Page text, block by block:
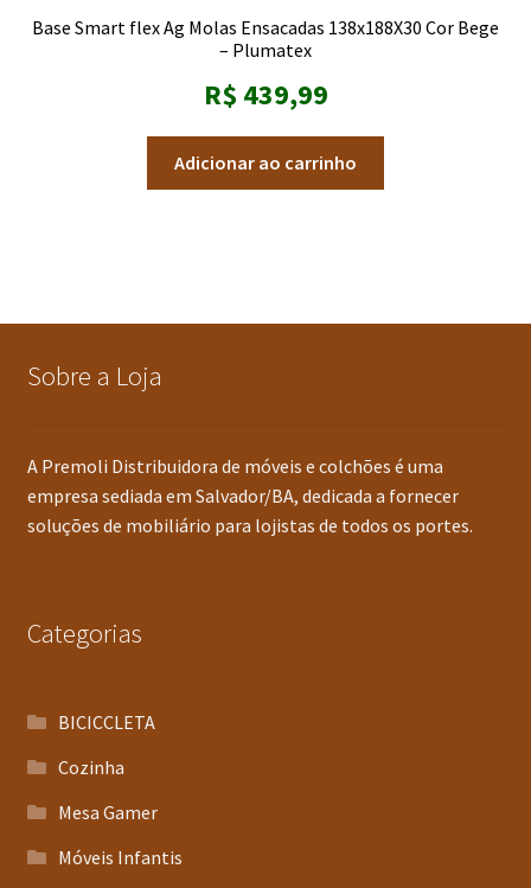
Base Smart flex Ag Molas Ensacadas 138x188X30 Cor Bege
– Plumatex
R$ 439,99
Adicionar ao carrinho
Sobre a Loja
A Premoli Distribuidora de móveis e colchões é uma
empresa sediada em Salvador/BA, dedicada a fornecer
soluções de mobiliário para lojistas de todos os portes.
Categorias
BICICCLETA
Cozinha
Mesa Gamer
Móveis Infantis